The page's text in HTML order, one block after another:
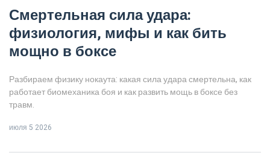
Смертельная сила удара:
физиология, мифы и как бить
мощно в боксе
Разбираем физику нокаута: какая сила удара смертельна, как
работает биомеханика боя и как развить мощь в боксе без
травм.
июля 5 2026